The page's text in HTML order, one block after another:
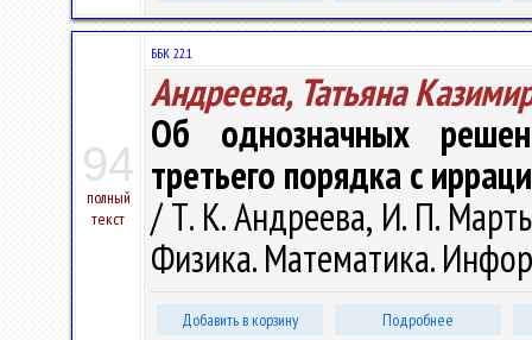
94
полный
текст
ББК 22.1
Андреева, Татьяна
Об однозначных
третьего порядка с
/ Т. К. Андреева, И. П.
Физика. Математика.
Добавить в корзину Подробнее